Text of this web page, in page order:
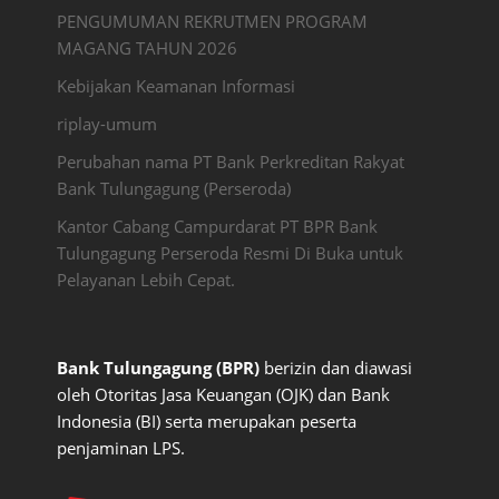
PENGUMUMAN REKRUTMEN PROGRAM
MAGANG TAHUN 2026
Kebijakan Keamanan Informasi
riplay-umum
Perubahan nama PT Bank Perkreditan Rakyat
Bank Tulungagung (Perseroda)
Kantor Cabang Campurdarat PT BPR Bank
Tulungagung Perseroda Resmi Di Buka untuk
Pelayanan Lebih Cepat.
Bank Tulungagung (BPR) berizin dan diawasi
oleh Otoritas Jasa Keuangan (OJK) dan Bank
Indonesia (BI) serta merupakan peserta
penjaminan LPS.